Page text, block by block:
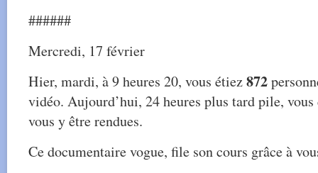
######
Mercredi, 17 février
Hier, mardi, à 9 heures 20, vous étiez872
vidéo. Aujourd’hui, 24 heures plus tard pile, vous
vous y être rendues.
Ce documentaire vogue, file son cours grâce à